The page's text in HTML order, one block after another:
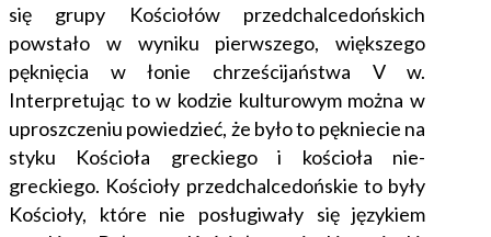
się grupy Kościołów przedchalcedońskich
powstało w wyniku pierwszego, większego
pęknięcia w łonie chrześcijaństwa V w.
Interpretując to w kodzie kulturowym można w
uproszczeniu powiedzieć, że było to pękniecie na
styku Kościoła greckiego i kościoła nie-
greckiego. Kościoły przedchalcedońskie to były
Kościoły, które nie posługiwały się językiem